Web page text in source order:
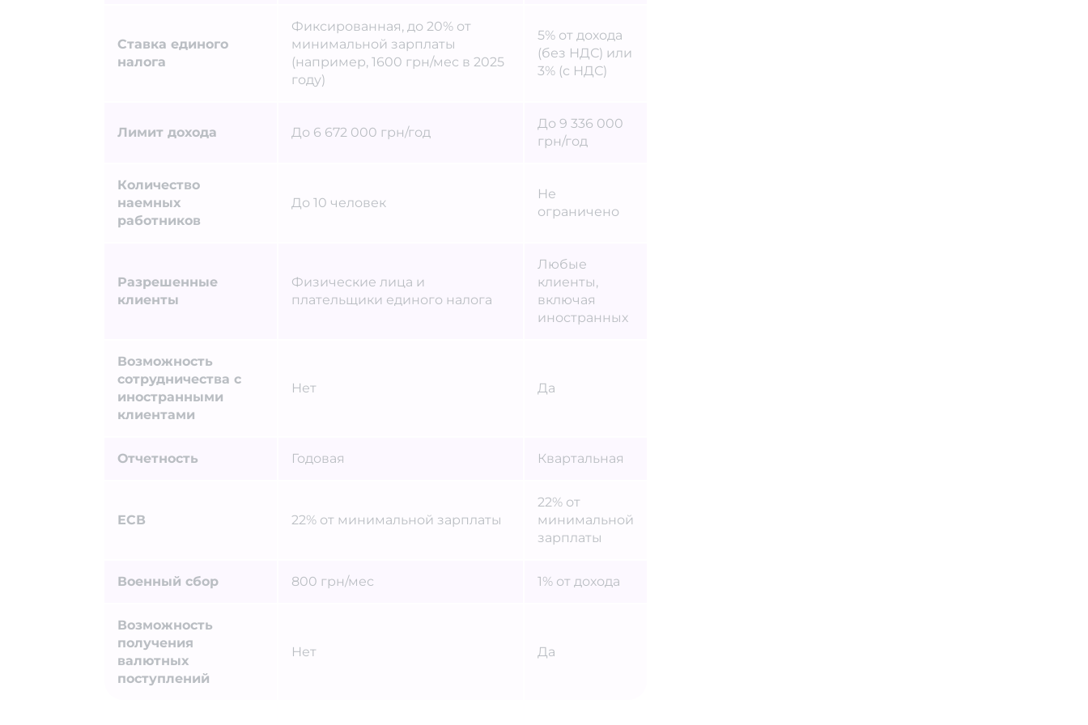
Ставка единого
налога
Фиксированная, до 20% от
минимальной зарплаты
(например, 1600 грн/мес в 2025
году)
5% от дохода
(без НДС) или
3% (с НДС)
Лимит дохода До 6 672 000 грн/год
До 9 336 000
грн/год
Количество
наемных
работников
До 10 человек
Не
ограничено
Разрешенные
клиенты
Физические лица и
плательщики единого налога
Любые
клиенты,
включая
иностранных
Возможность
сотрудничества с
иностранными
клиентами
Нет Да
Отчетность Годовая Квартальная
ЕСВ 22% от минимальной зарплаты
22% от
минимальной
зарплаты
Военный сбор 800 грн/мес 1% от дохода
Возможность
получения
валютных
поступлений
Нет Да